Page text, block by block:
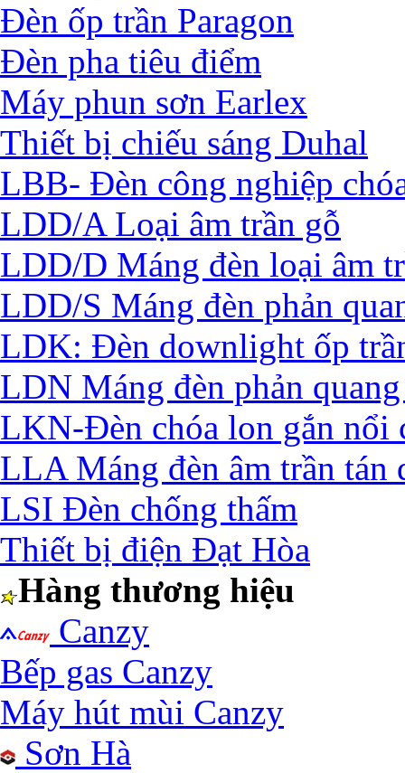
Đèn ốp trần Paragon
Đèn pha tiêu điểm
Máy phun sơn Earlex
Thiết bị chiếu sáng Duhal
LBB- Đèn công nghiệp
LDD/A Loại âm trần gỗ
LDD/D Máng đèn loại âm
LDD/S Máng đèn phản
LDK: Đèn downlight ốp
LDN Máng đèn phản
LKN-Đèn chóa lon gắn nổi
LLA Máng đèn âm trần tán
LSI Đèn chống thấm
Thiết bị điện Đạt Hòa
Hàng thương hiệu
Canzy
Bếp gas Canzy
Máy hút mùi Canzy
Sơn Hà